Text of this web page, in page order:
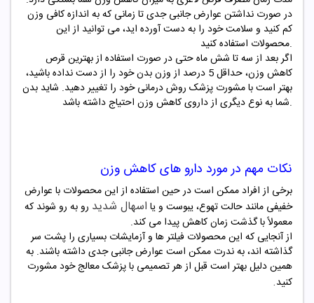
در صورت نداشتن عوارض جانبی جدی تا زمانی که به اندازه کافی وزن
کم کنید و سلامت خود را به دست آورده اید، می توانید از این
محصولات استفاده کنید.
اگر بعد از سه تا شش ماه حتی در صورت استفاده از بهترین قرص
کاهش وزن، حداقل 5 درصد از وزن بدن خود را از دست نداده باشید،
بهتر است با مشورت پزشک روش درمانی خود را تغییر دهید. شاید بدن
شما به نوع دیگری از داروی کاهش وزن احتیاج داشته باشد.
نکات مهم در مورد دارو های کاهش وزن
برخی از افراد ممکن است در حین استفاده از این محصولات با عوارض
خفیفی مانند حالت تهوع، یبوست و یا اسهال شدید رو به رو شوند که
معمولاً با گذشت زمان کاهش پیدا می کند.
از آنجایی که این محصولات فیلتر ها و آزمایشات بسیاری را پشت سر
گذاشته اند، به ندرت ممکن است عوارض جانبی جدی داشته باشند. به
همین دلیل بهتر است قبل از هر تصمیمی با پزشک معالج خود مشورت
کنید.